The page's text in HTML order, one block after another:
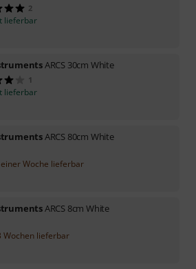
2
lieferbar
ARCS 30cm White
1
lieferbar
ARCS 80cm White
einer Woche lieferbar
ARCS 8cm White
Wochen lieferbar